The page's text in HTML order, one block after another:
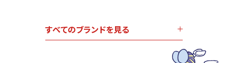
すべてのブランドを見る